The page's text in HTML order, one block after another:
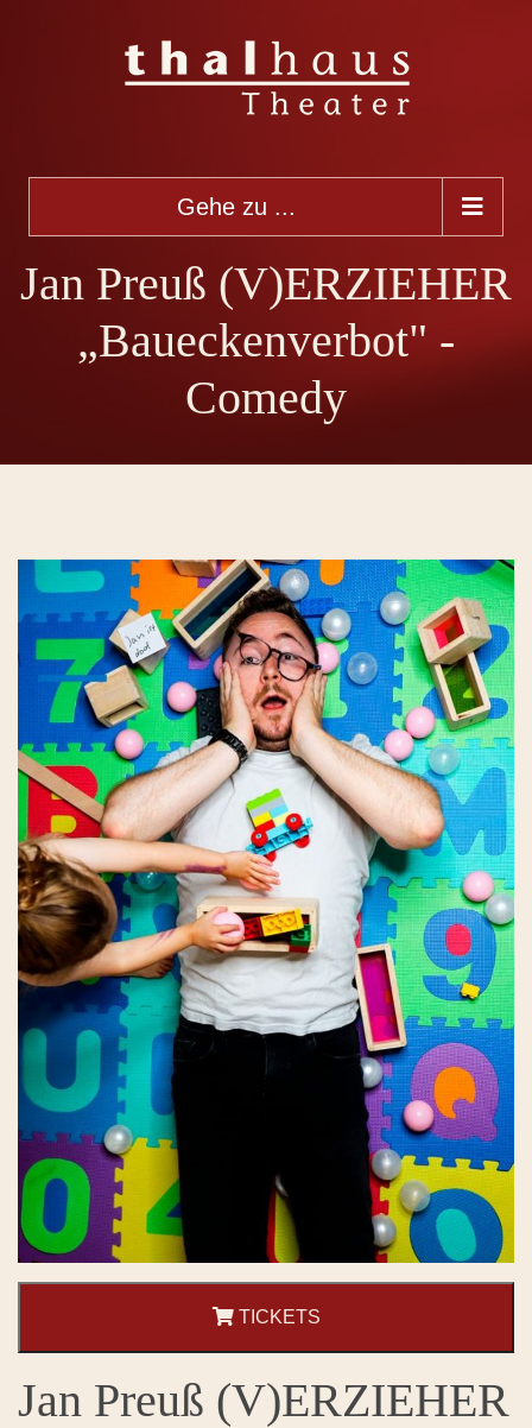
Gehe zu ...
Jan Preuß (V)ERZIEHER
„Baueckenverbot" -
Comedy
TICKETS
Jan Preuß (V)ERZIEHER